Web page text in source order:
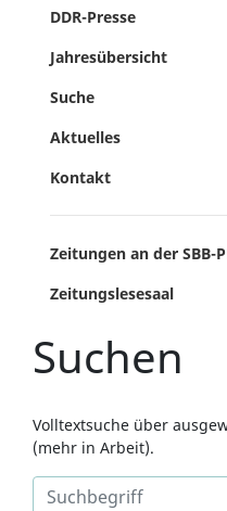
DDR-Presse
Jahresübersicht
Suche
Aktuelles
Kontakt
Zeitungen an der SBB-
Zeitungslesesaal
Suchen
Volltextsuche über
(mehr in Arbeit).